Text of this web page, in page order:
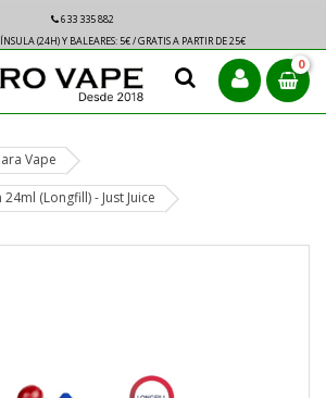
633 335 882
(24H) Y BALEARES: 5€ / GRATIS A PARTIR DE 25€
0
Vape
(Longfill) - Just Juice